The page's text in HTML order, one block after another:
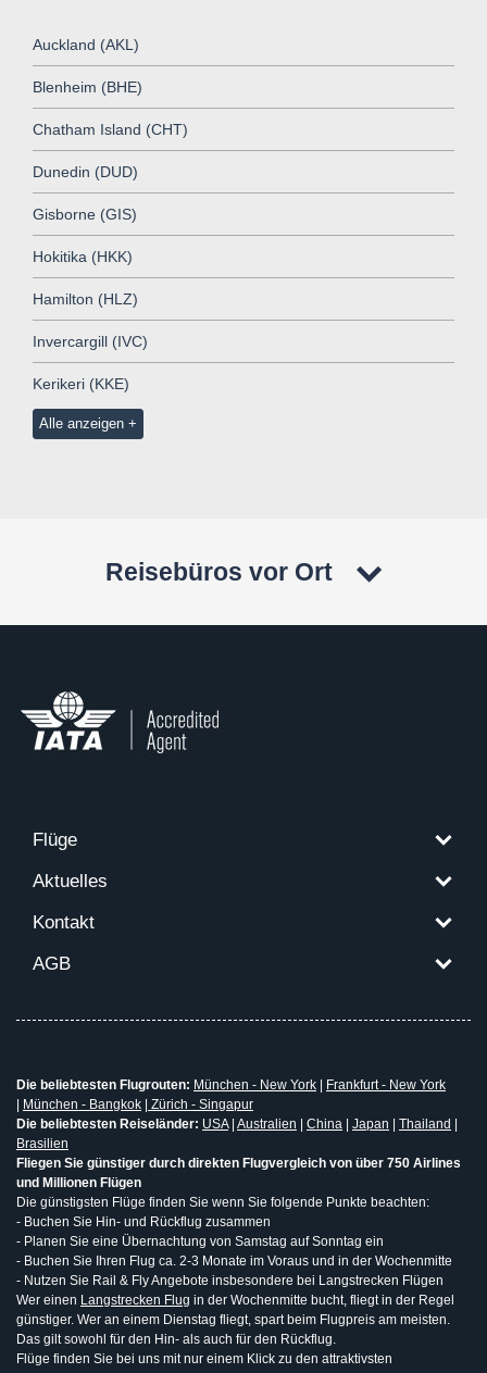
Auckland (AKL)
Blenheim (BHE)
Chatham Island (CHT)
Dunedin (DUD)
Gisborne (GIS)
Hokitika (HKK)
Hamilton (HLZ)
Invercargill (IVC)
Kerikeri (KKE)
Alle anzeigen
Reisebüros vor Ort
Flüge
Aktuelles
Kontakt
AGB
Die beliebtesten Flugrouten: München - New York
Frankfurt - New York
München - Bangkok
Zürich - Singapur
Die beliebtesten Reiseländer: USA| Australien China Japan Thailand
Brasilien
Fliegen Sie günstiger durch direkten Flugvergleich von über 750 Airlines
und Millionen Flügen
Die günstigsten Flüge finden Sie wenn Sie folgende Punkte beachten:
- Buchen Sie Hin- und Rückflug zusammen
- Planen Sie eine Übernachtung von Samstag auf Sonntag ein
- Buchen Sie Ihren Flug ca. 2-3 Monate im Voraus und in der Wochenmitte
- Nutzen Sie Rail & Fly Angebote insbesondere bei Langstrecken Flügen
Wer einen Langstrecken Flug in der Wochenmitte bucht, fliegt in der Regel
günstiger. Wer an einem Dienstag fliegt, spart beim Flugpreis am meisten.
Das gilt sowohl für den Hin- als auch für den Rückflug.
Flüge finden Sie bei uns mit nur einem Klick zu den attraktivsten